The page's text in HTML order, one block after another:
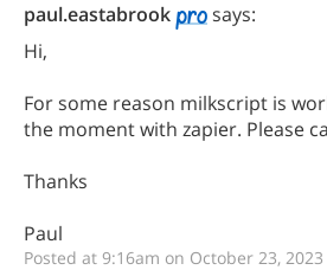
paul.eastabrook
says:
Hi,
For some reason milkscript is
the moment with zapier. Please
Thanks
Paul
Posted at 9:16am on October 23, 2023